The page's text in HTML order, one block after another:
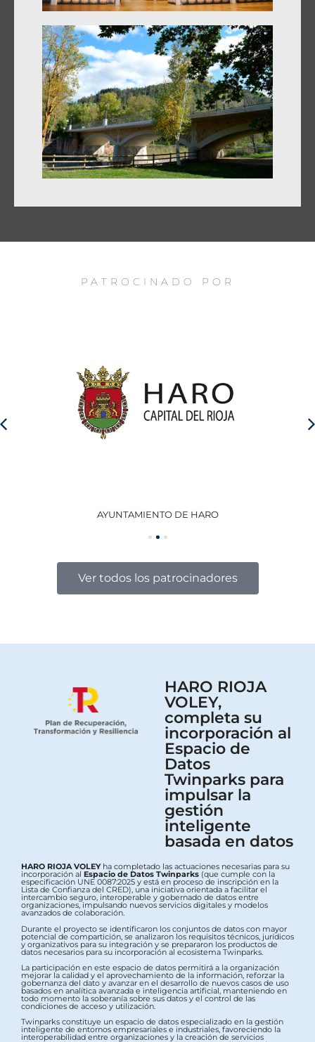
PATROCINADO POR
AYUNTAMIENTO DE HARO
Ver todos los patrocinadores
HARO RIOJA
VOLEY,
completa su
incorporación al
Espacio de
Datos
Twinparks para
impulsar la
gestión
inteligente
basada en datos
HARO RIOJA VOLEYha completado las actuaciones necesarias para su
incorporación al Espacio de Datos Twinparks (que cumple con la
especificación UNE 0087:2025 y está en proceso de inscripción en la
Lista de Confianza del CRED), una iniciativa orientada a facilitar el
intercambio seguro, interoperable y gobernado de datos entre
organizaciones, impulsando nuevos servicios digitales y modelos
avanzados de colaboración.
Durante el proyecto se identificaron los conjuntos de datos con mayor
potencial de compartición, se analizaron los requisitos técnicos, jurídicos
y organizativos para su integración y se prepararon los productos de
datos necesarios para su incorporación al ecosistema Twinparks.
La participación en este espacio de datos permitirá a la organización
mejorar la calidad y el aprovechamiento de la información, reforzar la
gobernanza del dato y avanzar en el desarrollo de nuevos casos de uso
basados en analítica avanzada e inteligencia artificial, manteniendo en
todo momento la soberanía sobre sus datos y el control de las
condiciones de acceso y utilización.
Twinparks constituye un espacio de datos especializado en la gestión
inteligente de entornos empresariales e industriales, favoreciendo la
interoperabilidad entre organizaciones y la creación de servicios